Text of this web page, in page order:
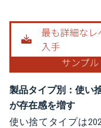
製品タイプ別：使い
が存在感を増す
使い捨てタイプは